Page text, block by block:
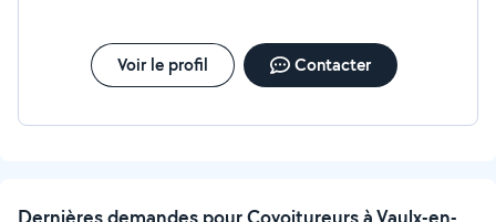
Voir le profil Contacter